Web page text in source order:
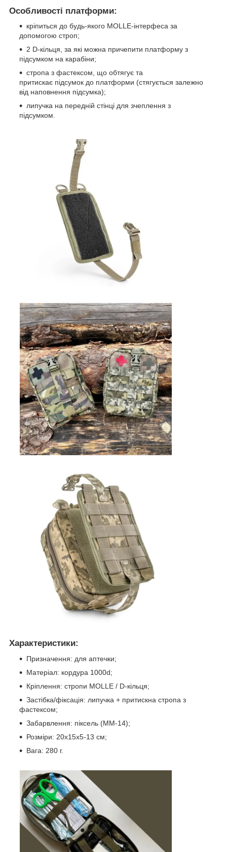
Особливості платформи:
кріпиться до будь-якого MOLLE-інтерфеса за
допомогою строп;
2 D-кільця, за які можна причепити платформу з
підсумком на карабіни;
стропа з фастексом, що обтягує та
притискає підсумок до платформи (стягується залежно
від наповнення підсумка);
липучка на передній стінці для зчеплення з
підсумком.
Характеристики:
Призначення: для аптечки;
Матеріал: кордура 1000d;
Кріплення: стропи MOLLE / D-кільця;
Застібка/фіксація: липучка + притискна стропа з
фастексом;
Забарвлення: піксель (ММ-14);
Розміри: 20х15х5-13 см;
Вага: 280 г.